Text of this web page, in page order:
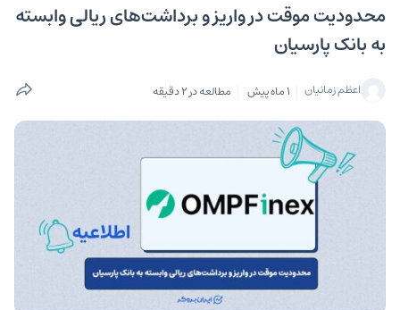
محدودیت موقت در واریز و برداشت‌های ریالی وابسته
به بانک پارسیان
اعظم زمانیان 1 ماه پیش مطالعه در 2 دقیقه